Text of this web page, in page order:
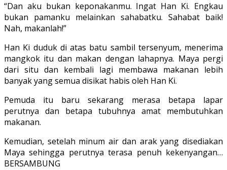
“Dan aku bukan keponakanmu. Ingat Han Ki. Engkau
bukan pamanku melain­kan sahabatku. Sahabat baik!
Nah, ma­kanlah!”
Han Ki duduk di atas batu sambil tersenyum, menerima
mangkok itu dan makan dengan lahapnya. Maya pergi
dari situ dan kembali lagi membawa makanan lebih
banyak yang semua disikat habis oleh Han Ki.
Pemuda itu baru sekarang merasa betapa lapar
perutnya dan betapa tubuhnya amat membutuhkan
makanan.
Kemudian, setelah minum air dan arak yang disediakan
Maya sehingga perutnya terasa penuh kekenyangan…
BERSAMBUNG